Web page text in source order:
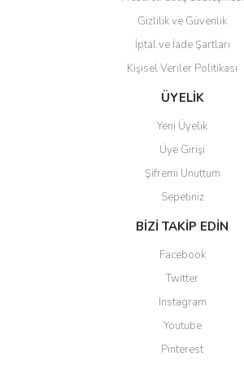
Gönder
Gizlilik ve Güvenlik
İptal ve İade Şartları
Kişisel Veriler Politikası
ÜYELİK
Yeni Üyelik
Üye Girişi
Şifremi Unuttum
Sepetiniz
BİZİ TAKİP EDİN
Facebook
Twitter
Instagram
Youtube
Pinterest